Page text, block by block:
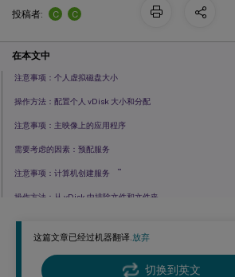
这篇文章已经过机器翻译.放弃
切换到英文
投稿者:
C C
在本文中
注意事项：个人虚拟磁盘大小
操作方法：配置个人 vDisk 大小和分配
注意事项：主映像上的应用程序
需要考虑的因素：预配服务
注意事项：计算机创建服务 ™
操作方法：从 vDisk 中排除文件和文件夹
操作方法：更新主映像时运行清单
操作方法：配置连接限制设置
操作方法：系统中心配置管理器 2007 与 PvD